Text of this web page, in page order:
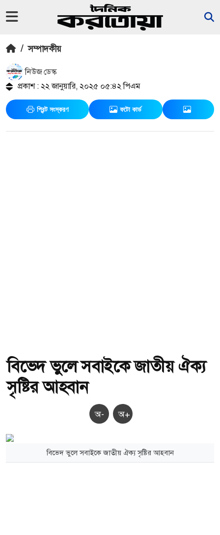
/ সম্পাদকীয়
নিউজ ডেস্ক
প্রকাশ : ২২ জানুয়ারি, ২০২৫ ০৫:৪২ পিএম
প্রিন্ট সংস্করণ ফটো কার্ড
বিভেদ ভুলে সবাইকে জাতীয় ঐক্য
সৃষ্টির আহবান
অ- অ+
বিভেদ ভুলে সবাইকে জাতীয় ঐক্য সৃষ্টির আহবান